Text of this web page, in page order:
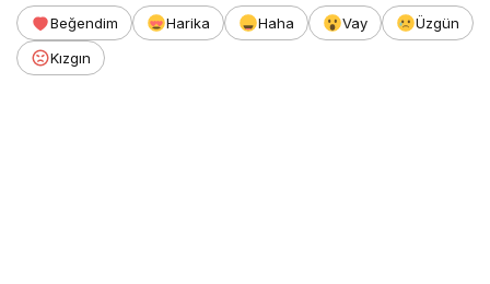
Beğendim Harika Haha Vay
Üzgün
Kızgın